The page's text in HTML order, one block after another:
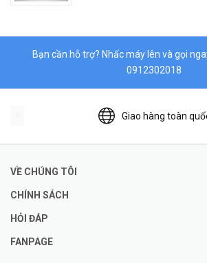
Bạn cần hỗ trợ? Nhấc máy lên và gọi
0912302018
Giao hàng toàn
VỀ CHÚNG TÔI
CHÍNH SÁCH
HỎI ĐÁP
FANPAGE